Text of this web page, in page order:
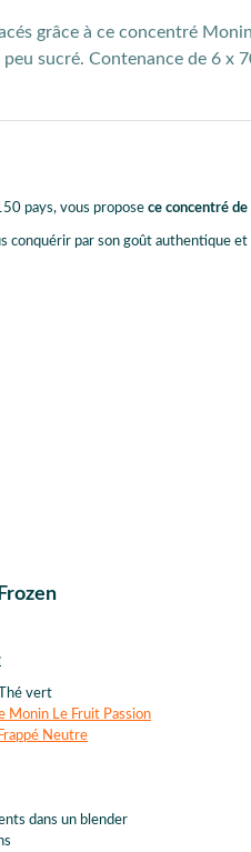
grâce à ce concentré
sucré. Contenance de 6 x
pays, vous propose ce concentré
conquérir par son goût
vert
Monin Le Fruit Passion
Neutre
dans un blender